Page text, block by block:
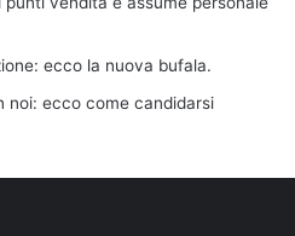
ecco la nuova bufala.
noi: ecco come candidarsi